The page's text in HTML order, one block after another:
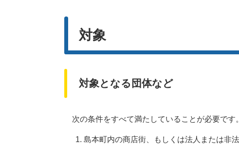
対象
対象となる団体など
次の条件をすべて満たしていることが必要です。
島本町内の商店街、もしくは法人または非